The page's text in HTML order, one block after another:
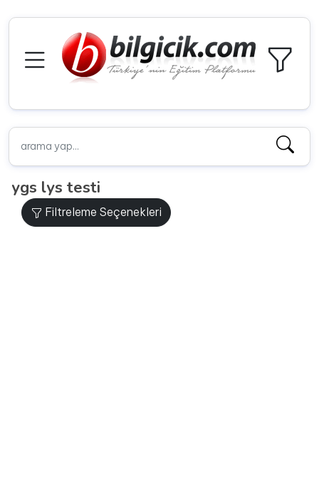
ygs lys testi
Filtreleme Seçenekleri